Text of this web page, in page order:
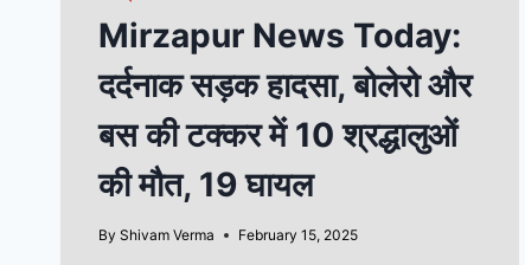
Mirzapur News Today:
दर्दनाक सड़क हादसा, बोलेरो और
बस की टक्कर में 10 श्रद्धालुओं
की मौत, 19 घायल
By Shivam Verma February 15, 2025